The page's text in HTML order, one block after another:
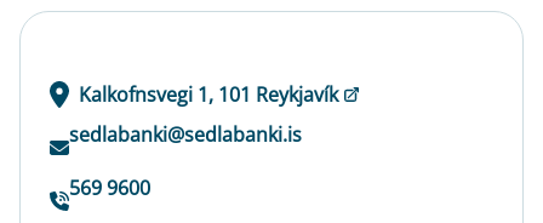
Kalkofnsvegi 1, 101 Reykjavík
sedlabanki@sedlabanki.is
569 9600